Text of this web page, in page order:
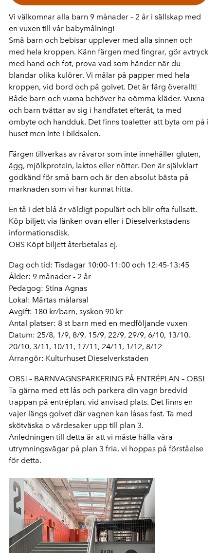
Vi välkomnar alla barn 9 månader – 2 år i sällskap med
en vuxen till vår babymålning!
Små barn och bebisar upplever med alla sinnen och
med hela kroppen. Känn färgen med fingrar, gör avtryck
med hand och fot, prova vad som händer när du
blandar olika kulörer. Vi målar på papper med hela
kroppen, vid bord och på golvet. Det är färg överallt!
Både barn och vuxna behöver ha oömma kläder. Vuxna
och barn tvättar av sig i handfatet efteråt, ta med
ombyte och handduk. Det finns toaletter att byta om på i
huset men inte i bildsalen.
Färgen tillverkas av råvaror som inte innehåller gluten,
ägg, mjölkprotein, laktos eller nötter. Den är självklart
godkänd för små barn och är den absolut bästa på
marknaden som vi har kunnat hitta.
En tå i det blå är väldigt populärt och blir ofta fullsatt.
Köp biljett via länken ovan eller i Dieselverkstadens
informationsdisk.
OBS Köpt biljett återbetalas ej.
Dag och tid: Tisdagar 10:00-11:00 och 12:45-13:45
Ålder: 9 månader - 2 år
Pedagog: Stina Agnas
Lokal: Märtas målarsal
Avgift: 180 kr/barn, syskon 90 kr
Antal platser: 8 st barn med en medföljande vuxen
Datum: 25/8, 1/9, 8/9, 15/9, 22/9, 29/9, 6/10, 13/10,
20/10, 3/11, 10/11, 17/11, 24/11, 1/12, 8/12
Arrangör: Kulturhuset Dieselverkstaden
OBS! – BARNVAGNSPARKERING PÅ ENTRÉPLAN – OBS!
Ta gärna med ett lås och parkera din vagn bredvid
trappan på entréplan, vid anvisad plats. Det finns en
vajer längs golvet där vagnen kan låsas fast. Ta med
skötväska o värdesaker upp till plan 3.
Anledningen till detta är att vi måste hålla våra
utrymningsvägar på plan 3 fria, vi hoppas på förståelse
för detta.